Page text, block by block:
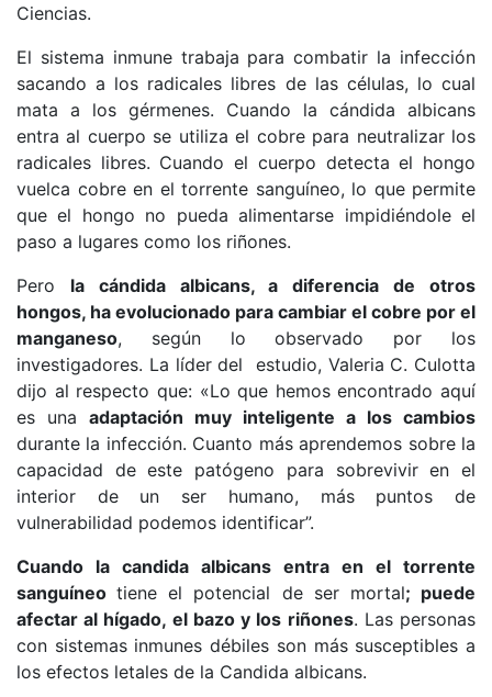
Ciencias.
El sistema inmune trabaja para combatir la infección
sacando a los radicales libres de las células, lo cual
mata a los gérmenes. Cuando la cándida albicans
entra al cuerpo se utiliza el cobre para neutralizar los
radicales libres. Cuando el cuerpo detecta el hongo
vuelca cobre en el torrente sanguíneo, lo que permite
que el hongo no pueda alimentarse impidiéndole el
paso a lugares como los riñones.
Pero la cándida albicans, a diferencia de otros
hongos, ha evolucionado para cambiar el cobre por el
manganeso, según lo observado por los
investigadores. La líder del estudio, Valeria C. Culotta
dijo al respecto que: «Lo que hemos encontrado aquí
es una adaptación muy inteligente a los cambios
durante la infección. Cuanto más aprendemos sobre la
capacidad de este patógeno para sobrevivir en el
interior de un ser humano, más puntos de
vulnerabilidad podemos identificar”.
Cuando la candida albicans entra en el torrente
sanguíneotiene el potencial de ser mortal; puede
afectar al hígado, el bazo y los riñones. Las personas
con sistemas inmunes débiles son más susceptibles a
los efectos letales de la Candida albicans.